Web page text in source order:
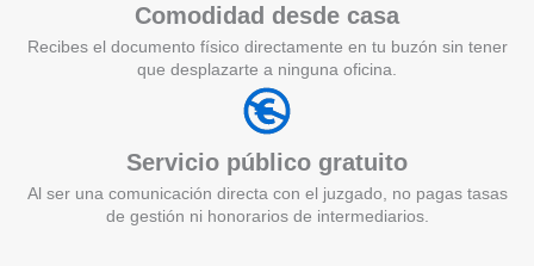
Comodidad desde casa
Recibes el documento físico directamente en tu buzón sin tener
que desplazarte a ninguna oficina.
Servicio público gratuito
Al ser una comunicación directa con el juzgado, no pagas tasas
de gestión ni honorarios de intermediarios.